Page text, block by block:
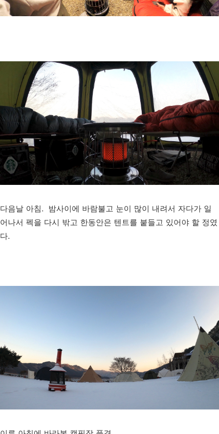
다음날 아침. 밤사이에 바람불고 눈이 많이 내려서 자다가 일
어나서 펙을 다시 밖고 한동안은 텐트를 붙들고 있어야 할 정였
다.